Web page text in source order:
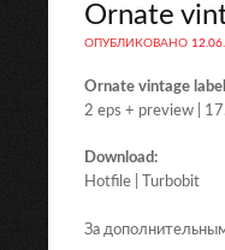
Ornate
ОПУБЛИКОВАНО
Ornate vintage
2 eps + preview |
Download:
Hotfile | Turbobit
За